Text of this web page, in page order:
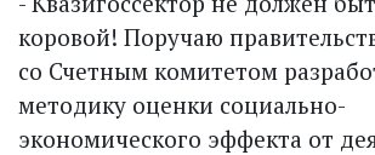
коровой! Поручаю
со Счетным комитетом
методику оценки социально-
экономического эффекта от